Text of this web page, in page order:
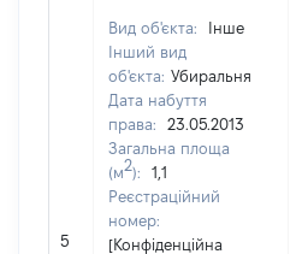
5
Вид об'єкта:
Інше
Інший вид
об'єкта: Убиральня
Дата набуття
права:
23.05.2013
Загальна площа
(м2):
1,1
Реєстраційний
номер:
[Конфіденційна